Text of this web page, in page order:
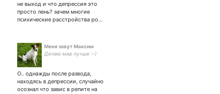
не выход и что депрессия это
просто лень? зачем многие
психические расстройства ро…
Меня зовут Максим
Делаю мир лучше :-)
О.. однажды после развода,
находясь в депрессии, случайно
осознал что завис в репите на